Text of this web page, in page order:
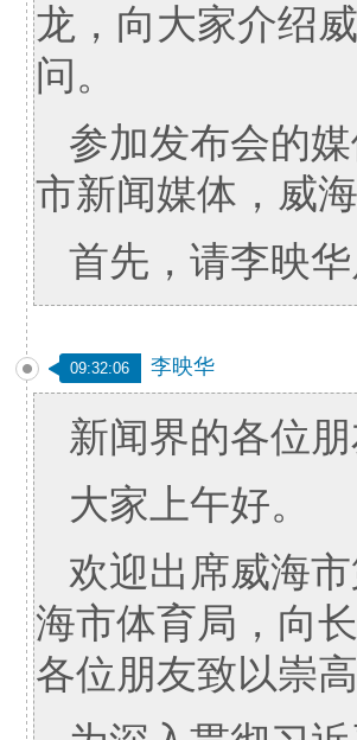
龙，向大家介绍
问。
参加发布会的
市新闻媒体，威海
首先，请李映
09:32:06 李映华
新闻界的各位
大家上午好。
欢迎出席威海
海市体育局，向
各位朋友致以崇